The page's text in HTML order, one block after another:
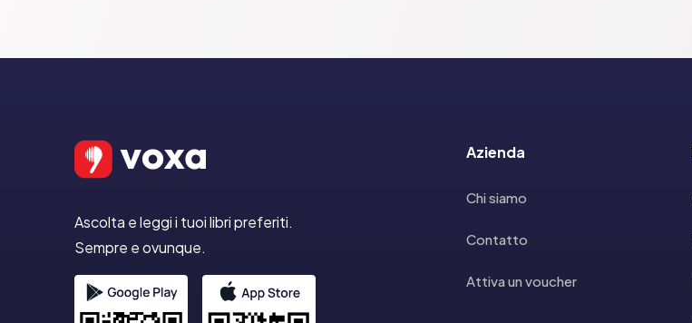
Ascolta e leggi i tuoi libri preferiti.
Sempre e ovunque.
Azienda
Chi siamo
Contatto
Attiva un voucher